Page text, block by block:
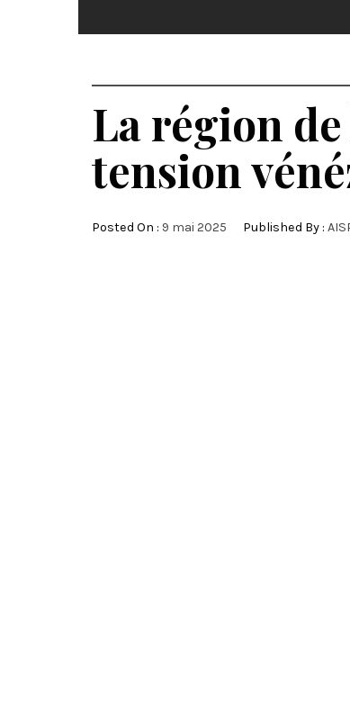
La région
tension
Posted On : 9 mai 2025 Published By :